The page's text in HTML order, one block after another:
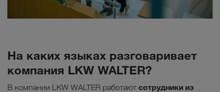
На каких языках разговаривает
компания LKW WALTER?
В компании LKW WALTER работают сотрудники из